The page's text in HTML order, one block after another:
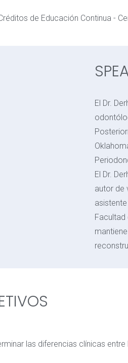
de Educación Continua -
El Dr.
El Dr.
autor de
Facultad
las diferencias clínicas